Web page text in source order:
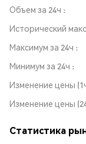
Объем за 24ч
Исторический
Максимум за 24ч
Минимум за 24ч
Изменение цены
Изменение цены
Статистика